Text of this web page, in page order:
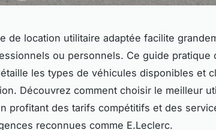
de location utilitaire adaptée facilite
ou personnels. Ce guide pratique
les types de véhicules disponibles et
Découvrez comment choisir le meilleur
profitant des tarifs compétitifs et des
reconnues comme E.Leclerc.